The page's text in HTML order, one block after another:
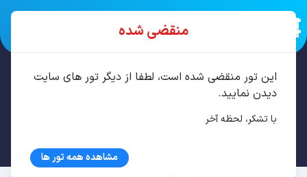
منقضی شده
این تور منقضی شده است، لطفا از دیگر تور های سایت
دیدن نمایید.
با تشکر، لحظه آخر
مشاهده همه تور ها